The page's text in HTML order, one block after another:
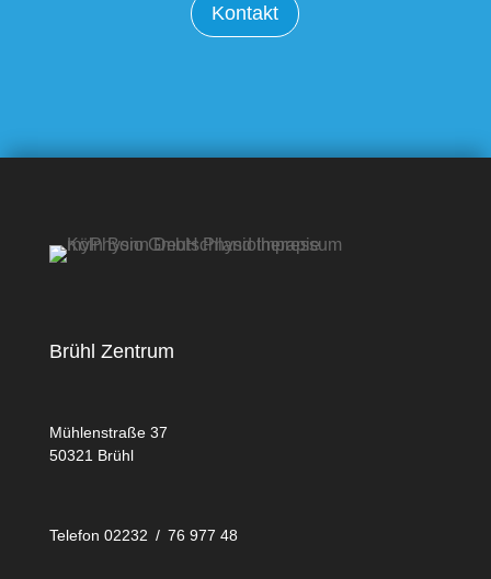
Kontakt
Brühl Zentrum
Mühlenstraße 37
50321 Brühl
Telefon 02232 / 76 977 48